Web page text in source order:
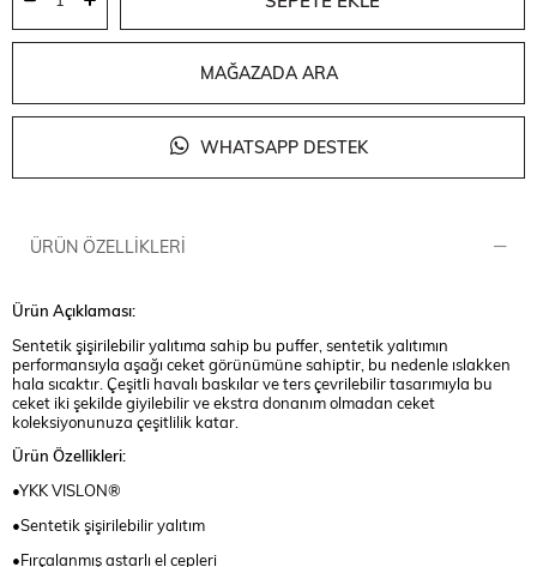
MAĞAZADA ARA
WHATSAPP DESTEK
ÜRÜN ÖZELLIKLERI
Ürün Açıklaması:
Sentetik şişirilebilir yalıtıma sahip bu puffer, sentetik yalıtımın
performansıyla aşağı ceket görünümüne sahiptir, bu nedenle ıslakken
hala sıcaktır. Çeşitli havalı baskılar ve ters çevrilebilir tasarımıyla bu
ceket iki şekilde giyilebilir ve ekstra donanım olmadan ceket
koleksiyonunuza çeşitlilik katar.
Ürün Özellikleri:
•YKK VISLON®
•Sentetik şişirilebilir yalıtım
•Fırçalanmış astarlı el cepleri